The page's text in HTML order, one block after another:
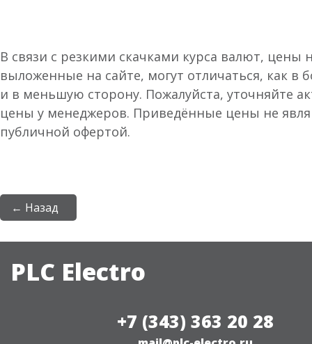
В связи с резкими скачками курса валют, цены
выложенные на сайте, могут отличаться, как в
и в меньшую сторону. Пожалуйста, уточняйте
цены у менеджеров. Приведённые цены не
публичной офертой.
← Назад
PLC Electro
+7 (343) 363 20 28